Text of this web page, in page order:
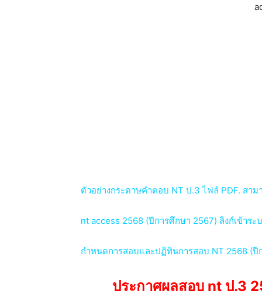
ตัวอย่างกระดาษคำตอบ NT ป.3 ไฟล์ PDF. สา
nt access 2568 (ปีการศึกษา 2567) ลิงก์เข้าระ
กำหนดการสอบและปฏิทินการสอบ NT 2568 (
ประกาศผลสอบ nt ป.3